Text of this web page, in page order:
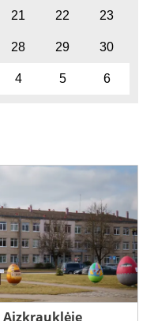
21 22 23
28 29 30
4 5 6